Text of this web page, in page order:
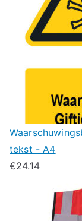
tekst - A4
€24.14